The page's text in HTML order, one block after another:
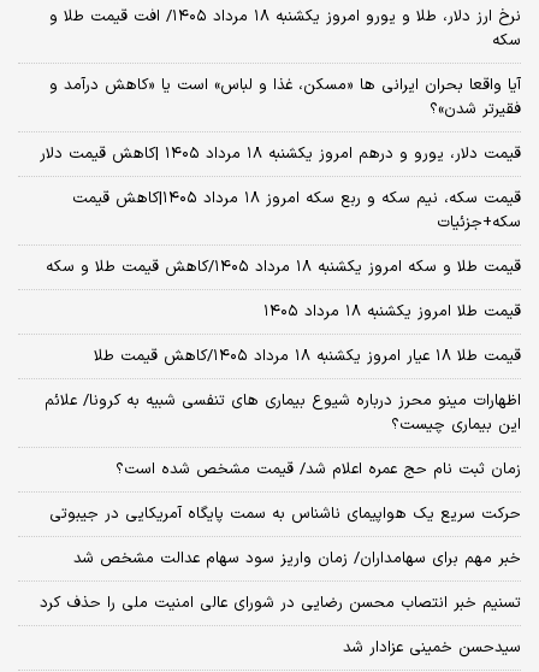
نرخ ارز دلار، طلا و یورو امروز یکشنبه ۱۸ مرداد ۱۴۰۵/ افت قیمت طلا و
سکه
آیا واقعا بحران ایرانی ها «مسکن، غذا و لباس» است یا «کاهش درآمد و
فقیرتر شدن»؟
قیمت دلار، یورو و درهم امروز یکشنبه ۱۸ مرداد ۱۴۰۵ |کاهش قیمت دلار
قیمت سکه، نیم سکه و ربع سکه امروز ۱۸ مرداد ۱۴۰۵|کاهش قیمت
سکه+جزئیات
قیمت طلا و سکه امروز یکشنبه ۱۸ مرداد ۱۴۰۵/کاهش قیمت طلا و سکه
قیمت طلا امروز یکشنبه ۱۸ مرداد ۱۴۰۵
قیمت طلا ۱۸ عیار امروز یکشنبه ۱۸ مرداد ۱۴۰۵/کاهش قیمت طلا
اظهارات مینو محرز درباره شیوع بیماری‌ های تنفسی شبیه به کرونا/ علائم
این بیماری چیست؟
زمان ثبت‌ نام حج عمره اعلام شد/ قیمت مشخص شده است؟
حرکت سریع یک هواپیمای ناشناس به سمت پایگاه آمریکایی در جیبوتی
خبر مهم برای سهامداران/ زمان واریز سود سهام عدالت مشخص شد
تسنیم خبر انتصاب محسن رضایی در شورای عالی امنیت ملی را حذف کرد
سیدحسن خمینی عزادار شد